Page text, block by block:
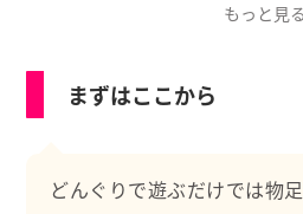
もっと見る
まずはここから
どんぐりで遊ぶだけでは物